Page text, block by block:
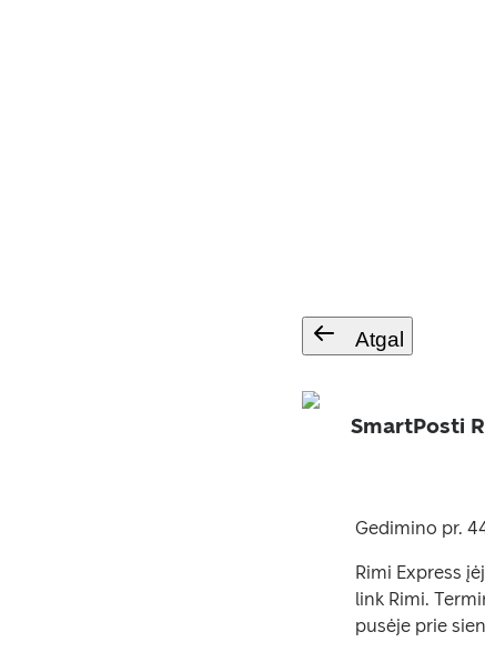
Atgal
SmartPosti
Gedimino pr.
Rimi Express
link Rimi.
pusėje prie